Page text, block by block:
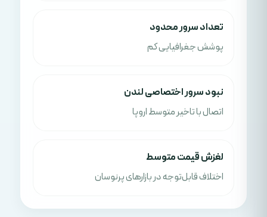
تعداد سرور محدود
پوشش جغرافیایی کم
نبود سرور اختصاصی لندن
اتصال با تاخیر متوسط اروپا
لغزش قیمت متوسط
اختلاف قابل‌توجه در بازارهای پرنوسان